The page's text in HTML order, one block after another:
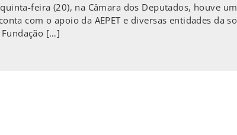
feira (20), na Câmara dos Deputados, houve
com o apoio da AEPET e diversas entidades da
Fundação […]